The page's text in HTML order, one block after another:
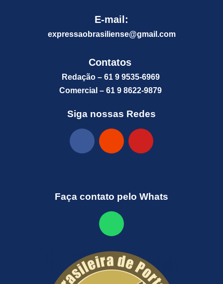
E-mail:
expressaobrasiliense@gmail.com
Contatos
Redação – 61 9 9535-6969
Comercial – 61 9 8622-9879
Siga nossas Redes
Faça contato pelo Whats